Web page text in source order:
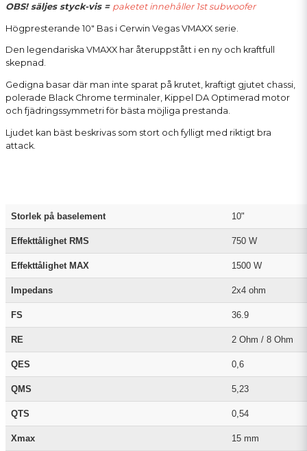
OBS! säljes styck-vis = paketet innehåller 1st subwoofer
Högpresterande 10" Bas i Cerwin Vegas VMAXX serie.
Den legendariska VMAXX har återuppstått i en ny och kraftfull
skepnad.
Gedigna basar där man inte sparat på krutet, kraftigt gjutet chassi,
polerade Black Chrome terminaler, Kippel DA Optimerad motor
och fjädringssymmetri för bästa möjliga prestanda.
Ljudet kan bäst beskrivas som stort och fylligt med riktigt bra
attack.
Storlek på baselement 10"
Effekttålighet RMS 750 W
Effekttålighet MAX 1500 W
Impedans 2x4 ohm
FS 36.9
RE 2 Ohm / 8 Ohm
QES 0,6
QMS 5,23
QTS 0,54
Xmax 15 mm